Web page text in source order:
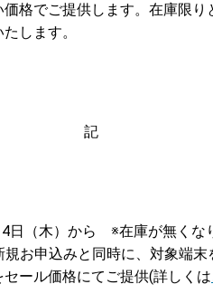
格でご提供します。在庫限
します。
記
ら ※在庫が無くなり
同時に、対象端末をご
にてご提供(詳しくは